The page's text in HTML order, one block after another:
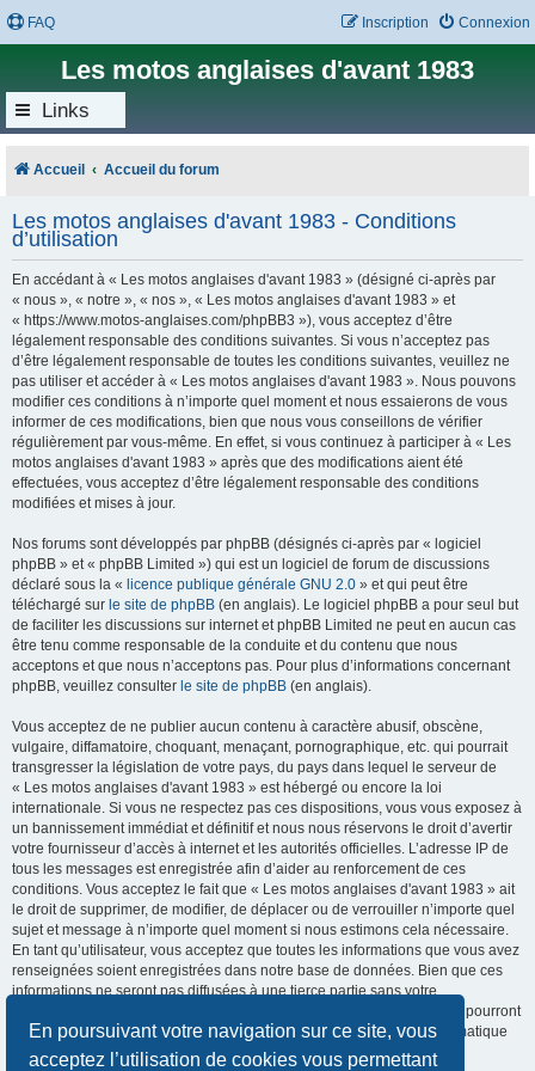
En poursuivant votre navigation sur ce site, vous
acceptez l’utilisation de cookies vous permettant
FAQ Connexion
Inscription
Les motos anglaises d'avant 1983
Links
Accueil Accueil du forum
Les motos anglaises d'avant 1983 - Conditions
d’utilisation
En accédant à « Les motos anglaises d'avant 1983 » (désigné ci-après par
« nous », « notre », « nos », « Les motos anglaises d'avant 1983 » et
« https://www.motos-anglaises.com/phpBB3 »), vous acceptez d’être
légalement responsable des conditions suivantes. Si vous n’acceptez pas
d’être légalement responsable de toutes les conditions suivantes, veuillez ne
pas utiliser et accéder à « Les motos anglaises d'avant 1983 ». Nous pouvons
modifier ces conditions à n’importe quel moment et nous essaierons de vous
informer de ces modifications, bien que nous vous conseillons de vérifier
régulièrement par vous-même. En effet, si vous continuez à participer à « Les
motos anglaises d'avant 1983 » après que des modifications aient été
effectuées, vous acceptez d’être légalement responsable des conditions
modifiées et mises à jour.
Nos forums sont développés par phpBB (désignés ci-après par « logiciel
phpBB » et « phpBB Limited ») qui est un logiciel de forum de discussions
déclaré sous la « licence publique générale GNU 2.0 » et qui peut être
téléchargé sur le site de phpBB (en anglais). Le logiciel phpBB a pour seul but
de faciliter les discussions sur internet et phpBB Limited ne peut en aucun cas
être tenu comme responsable de la conduite et du contenu que nous
acceptons et que nous n’acceptons pas. Pour plus d’informations concernant
phpBB, veuillez consulter le site de phpBB (en anglais).
Vous acceptez de ne publier aucun contenu à caractère abusif, obscène,
vulgaire, diffamatoire, choquant, menaçant, pornographique, etc. qui pourrait
transgresser la législation de votre pays, du pays dans lequel le serveur de
« Les motos anglaises d'avant 1983 » est hébergé ou encore la loi
internationale. Si vous ne respectez pas ces dispositions, vous vous exposez à
un bannissement immédiat et définitif et nous nous réservons le droit d’avertir
votre fournisseur d’accès à internet et les autorités officielles. L’adresse IP de
tous les messages est enregistrée afin d’aider au renforcement de ces
conditions. Vous acceptez le fait que « Les motos anglaises d'avant 1983 » ait
le droit de supprimer, de modifier, de déplacer ou de verrouiller n’importe quel
sujet et message à n’importe quel moment si nous estimons cela nécessaire.
En tant qu’utilisateur, vous acceptez que toutes les informations que vous avez
renseignées soient enregistrées dans notre base de données. Bien que ces
informations ne seront pas diffusées à une tierce partie sans votre
consentement, ni « Les motos anglaises d'avant 1983 », ni phpBB, ne pourront
être tenus comme responsables en cas de tentative de piratage informatique
visant à compromettre vos données.